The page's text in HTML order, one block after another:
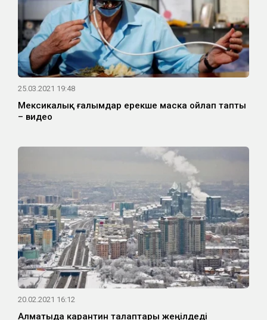
25.03.2021 19:48
Мексикалық ғалымдар ерекше маска ойлап тапты
– видео
20.02.2021 16:12
Алматыда карантин талаптары жеңілдеді